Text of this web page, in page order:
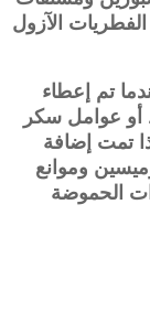
الآزول
تم إعطاء
أو عوامل سكر
تمت إضافة
وموانع
الحموضة